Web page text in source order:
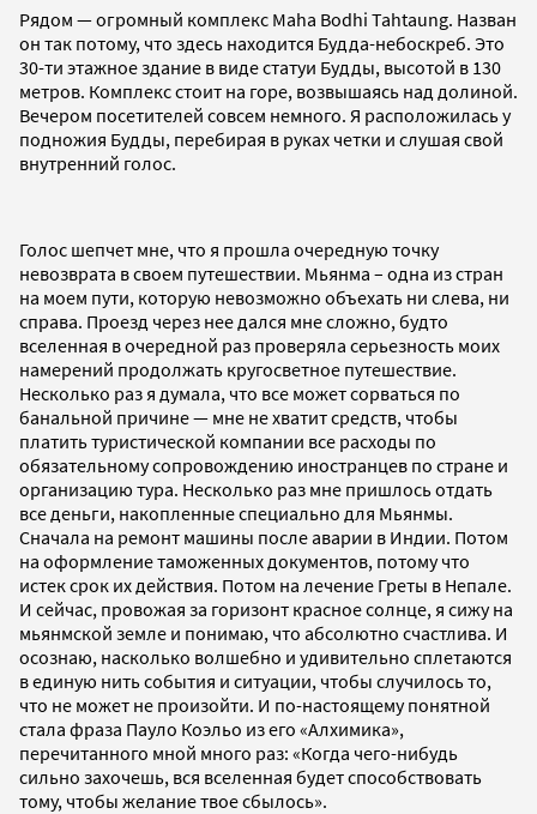
Рядом — огромный комплекс Maha Bodhi Tahtaung. Назван
он так потому, что здесь находится Будда-небоскреб. Это
30-ти этажное здание в виде статуи Будды, высотой в 130
метров. Комплекс стоит на горе, возвышаясь над долиной.
Вечером посетителей совсем немного. Я расположилась у
подножия Будды, перебирая в руках четки и слушая свой
внутренний голос.
Голос шепчет мне, что я прошла очередную точку
невозврата в своем путешествии. Мьянма – одна из стран
на моем пути, которую невозможно объехать ни слева, ни
справа. Проезд через нее дался мне сложно, будто
вселенная в очередной раз проверяла серьезность моих
намерений продолжать кругосветное путешествие.
Несколько раз я думала, что все может сорваться по
банальной причине — мне не хватит средств, чтобы
платить туристической компании все расходы по
обязательному сопровождению иностранцев по стране и
организацию тура. Несколько раз мне пришлось отдать
все деньги, накопленные специально для Мьянмы.
Сначала на ремонт машины после аварии в Индии. Потом
на оформление таможенных документов, потому что
истек срок их действия. Потом на лечение Греты в Непале.
И сейчас, провожая за горизонт красное солнце, я сижу на
мьянмской земле и понимаю, что абсолютно счастлива. И
осознаю, насколько волшебно и удивительно сплетаются
в единую нить события и ситуации, чтобы случилось то,
что не может не произойти. И по-настоящему понятной
стала фраза Пауло Коэльо из его «Алхимика»,
перечитанного мной много раз: «Когда чего-нибудь
сильно захочешь, вся вселенная будет способствовать
тому, чтобы желание твое сбылось».